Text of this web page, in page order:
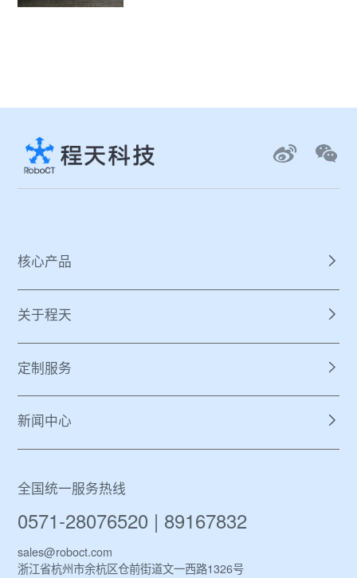
核心产品
关于程天
定制服务
新闻中心
全国统一服务热线
0571-28076520 | 89167832
sales@roboct.com
浙江省杭州市余杭区仓前街道文一西路1326号